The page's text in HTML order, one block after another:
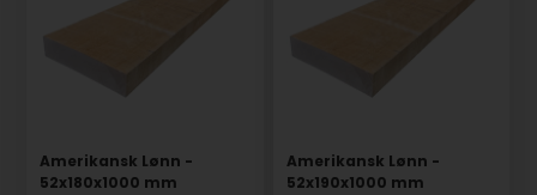
Amerikansk Lønn -
52x180x1000 mm
Amerikansk Lønn -
52x190x1000 mm